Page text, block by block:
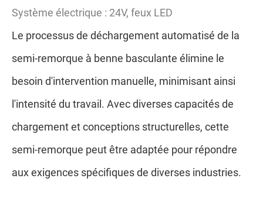
Système électrique : 24V, feux LED
Le processus de déchargement automatisé de la
semi-remorque à benne basculante élimine le
besoin d'intervention manuelle, minimisant ainsi
l'intensité du travail. Avec diverses capacités de
chargement et conceptions structurelles, cette
semi-remorque peut être adaptée pour répondre
aux exigences spécifiques de diverses industries.